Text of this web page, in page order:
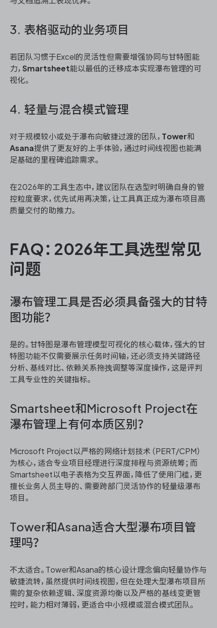
3. 表格驱动的业务项目
若团队习惯于Excel的灵活性但需要增强协同与甘特图能
力， Smartsheet能以最低的迁移成本实现瀑布管理的可
视化。
4. 轻量与混合模式管理
对于规模较小或处于瀑布向敏捷过渡的团队， Tower和
Asana提供了更友好的上手体验，通过时间线视图也能满
足基础的里程碑追踪需求。
在2026年的工具生态中，建议团队在选型时明确自身的管
控粒度要求，优先试用再决策，让工具真正成为瀑布项目高
质量交付的助推力。
FAQ：2026年工具选型常见
问题
瀑布管理工具是否必须具备强大的甘特
图功能？
是的。甘特图是瀑布管理模型可视化的核心载体，强大的甘
特图功能不仅需要展示任务时间轴，还必须支持关键路径
分析、基线对比、依赖关系拖拽调整等深度操作，这是评判
工具专业性的关键指标。
Smartsheet和Microsoft Project在
瀑布管理上有何本质区别？
Microsoft Project以严格的网络计划技术（PERT/CPM）
为核心，适合专业项目经理进行深度排程与资源统筹；而
Smartsheet以电子表格为交互界面，降低了使用门槛，更
擅长业务人员主导的、需要跨部门灵活协作的轻量级瀑布
项目。
Tower和Asana适合大型瀑布项目管
理吗？
不太适合。Tower和Asana的核心设计理念偏向轻量协作与
敏捷流转，虽然提供时间线视图，但在处理大型瀑布项目所
需的复杂依赖逻辑、深度资源均衡以及严格的基线变更管
控时，能力相对薄弱，更适合中小规模或混合模式团队。